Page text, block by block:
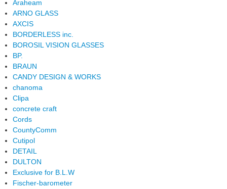
Araheam
ARNO GLASS
AXCIS
BORDERLESS inc.
BOROSIL VISION GLASSES
BP.
BRAUN
CANDY DESIGN & WORKS
chanoma
Clipa
concrete craft
Cords
CountyComm
Cutipol
DETAIL
DULTON
Exclusive for B.L.W
Fischer-barometer